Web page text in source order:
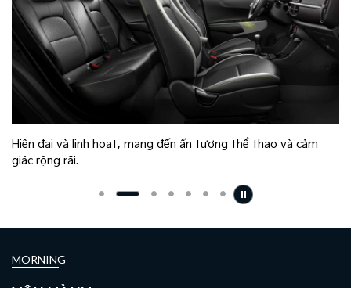
Hiện đại và linh hoạt, mang đến ấn tượng thể thao và cảm
giác rộng rãi.
MORNING